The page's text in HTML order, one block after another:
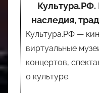
Культура.РФ.
наследия,
Культура.РФ —
виртуальные
концертов,
о культуре.